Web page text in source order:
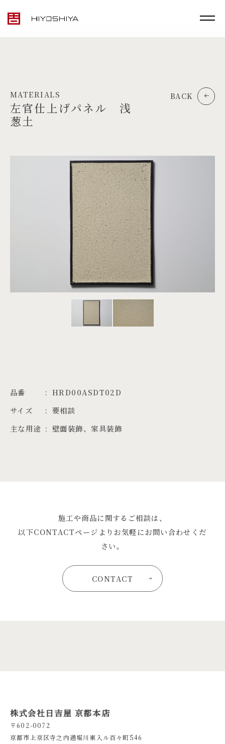
MATERIALS
PRODUCTS
ARTWORK
PROJECTS
JA EN ZH
MATERIALS
左官仕上げパネル 浅
葱土
BACK
品番
HRD00ASDT02D
サイズ
要相談
主な用途
壁面装飾、家具装飾
施工や商品に関するご相談は、
以下CONTACTページよりお気軽にお問い合わせくだ
さい。
CONTACT
株式会社日吉屋 京都本店
〒602-0072
京都市上京区寺之内通堀川東入ル百々町546